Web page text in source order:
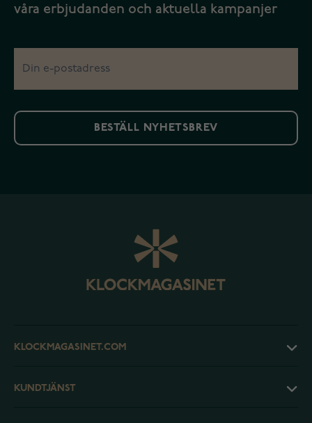
våra erbjudanden och aktuella kampanjer
BESTÄLL NYHETSBREV
KLOCKMAGASINET.COM
KUNDTJÄNST